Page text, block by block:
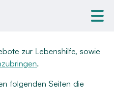
zur Lebenshilfe, sowie
.
folgenden Seiten die